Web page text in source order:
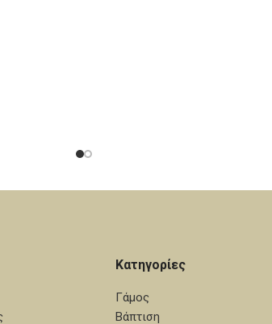
Κατηγορίες
Γάμος
Βάπτιση